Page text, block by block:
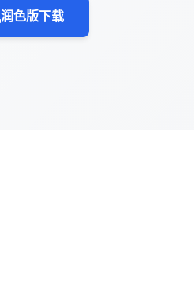
润色版下载